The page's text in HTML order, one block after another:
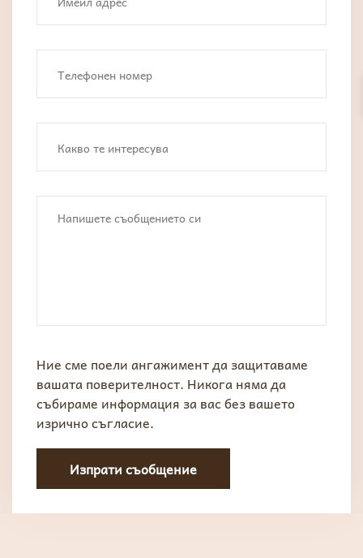
Ние сме поели ангажимент да защитаваме
вашата поверителност. Никога няма да
събираме информация за вас без вашето
изрично съгласие.
Изпрати съобщение